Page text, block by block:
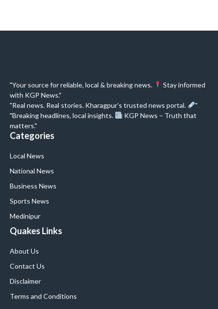
"Your source for reliable, local & breaking news.
Stay informed
with KGP News."
"Real news. Real stories. Kharagpur’s trusted news portal.
"
"Breaking headlines, local insights.
KGP News – Truth that
matters."
Categories
Local News
National News
Business News
Sports News
Medinipur
Quakes Links
About Us
Contact Us
Disclaimer
Terms and Conditions